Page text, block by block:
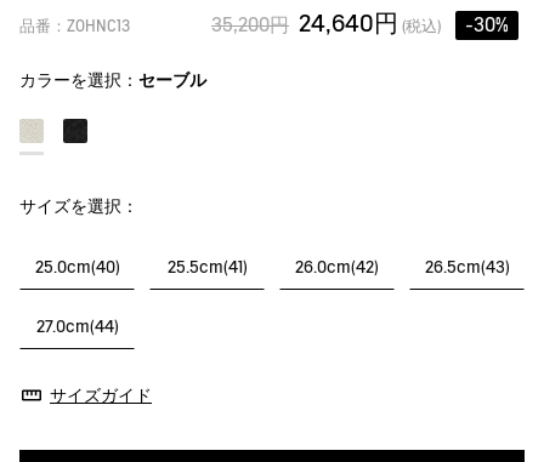
品番：ZOHNC13 35,200円 24,640円 (税込) -30%
カラーを選択： セーブル
サイズを選択：
25.0cm(40) 25.5cm(41) 26.0cm(42) 26.5cm(43)
27.0cm(44)
サイズガイド